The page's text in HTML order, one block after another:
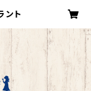
ント